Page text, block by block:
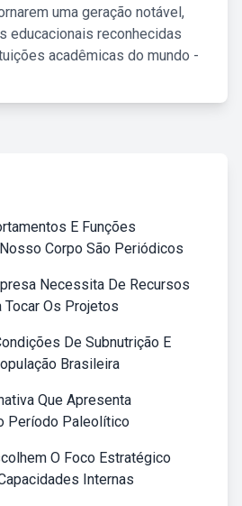
uma geração notável,
educacionais reconhecidas
acadêmicas do mundo -
E Funções
Corpo São Periódicos
Necessita De Recursos
Tocar Os Projetos
De Subnutrição E
Brasileira
Que Apresenta
Período Paleolítico
O Foco Estratégico
Internas